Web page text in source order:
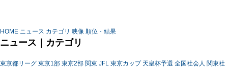
HOME ニュース カテゴリ 映像 順位・結果
ニュース｜カテゴリ
東京都リーグ 東京1部 東京2部 関東 JFL 東京カップ 天皇杯予選 全国社会人 関東社